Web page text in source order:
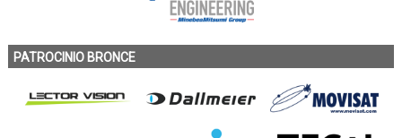
PATROCINIO BRONCE